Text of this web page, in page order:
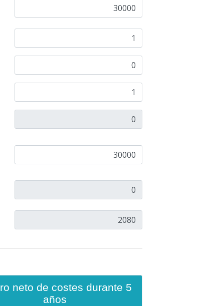
neto de costes durante 5
años